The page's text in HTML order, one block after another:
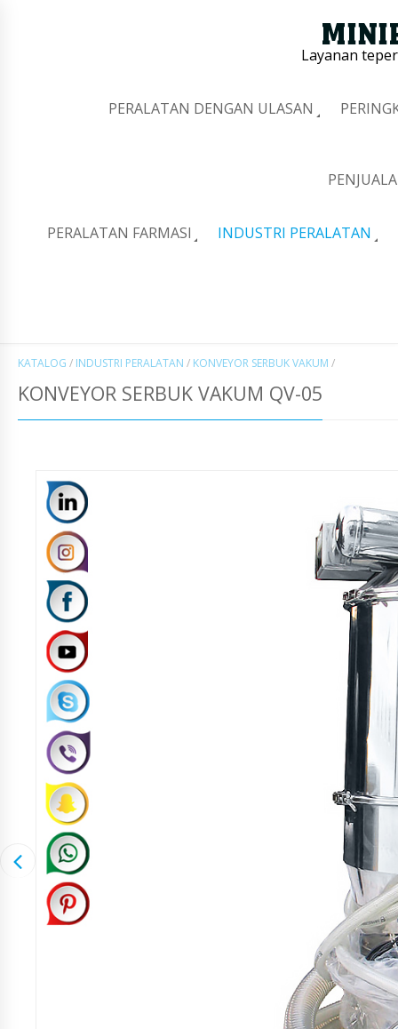
Layanan
PERALATAN DENGAN ULASAN
PERALATAN FARMASI INDUSTRI PERALATAN
KATALOG / INDUSTRI PERALATAN / KONVEYOR SERBUK VAKUM /
KONVEYOR SERBUK VAKUM QV-05